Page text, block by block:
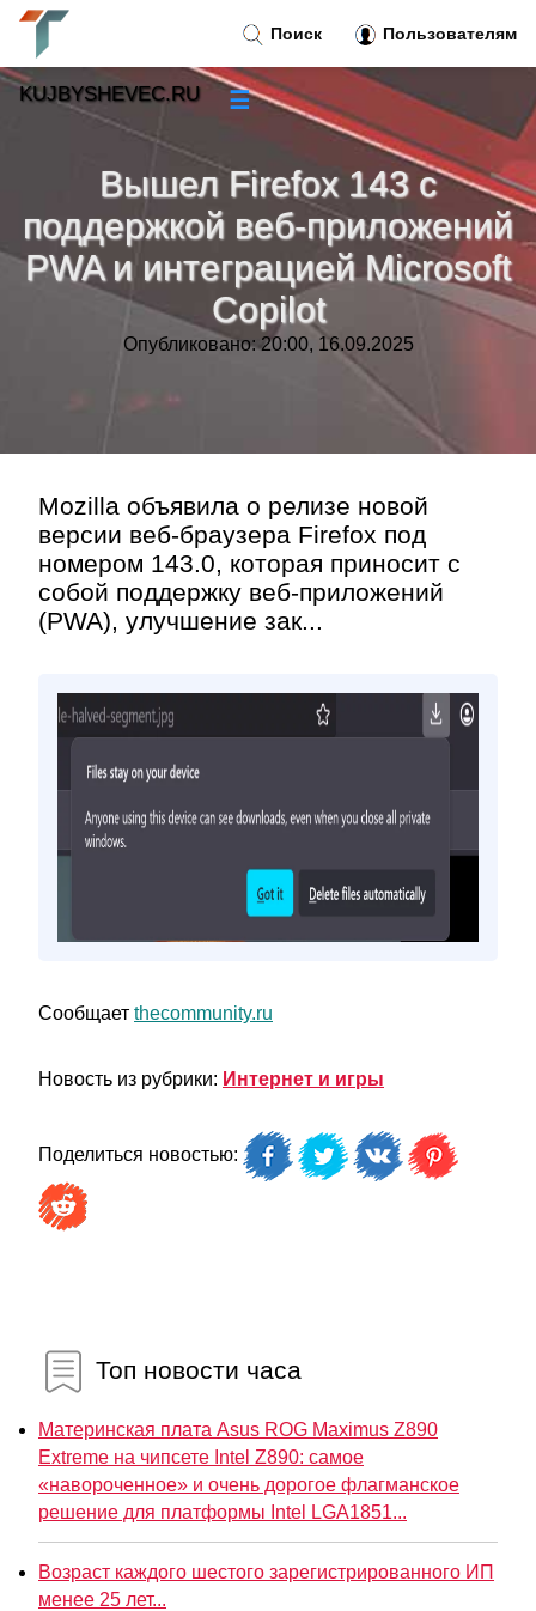
Вышел Firefox 143 с
поддержкой веб-приложений
PWA и интеграцией Microsoft
Copilot
Опубликовано: 20:00, 16.09.2025
Mozilla объявила о релизе новой
версии веб-браузера Firefox под
номером 143.0, которая приносит с
собой поддержку веб-приложений
(PWA), улучшение зак...
Сообщает thecommunity.ru
Новость из рубрики: Интернет и игры
Поделиться новостью:
Топ новости часа
Материнская плата Asus ROG Maximus Z890
Extreme на чипсете Intel Z890: самое
«навороченное» и очень дорогое флагманское
решение для платформы Intel LGA1851...
Возраст каждого шестого зарегистрированного ИП
менее 25 лет...
Поиск Пользователям
KUJBYSHEVEC.RU ☰
Новости
Тренды новостей»
Рубрики»
»